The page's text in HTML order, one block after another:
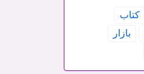
كتاب
بازار